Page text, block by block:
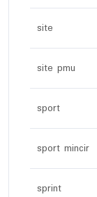
site
site pmu
sport
sport mincir
sprint